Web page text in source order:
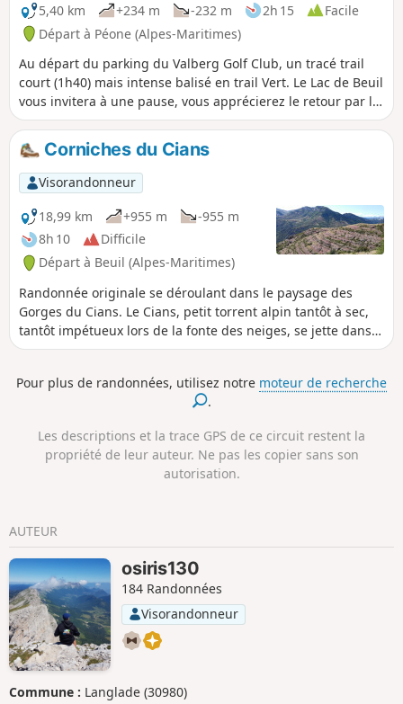
5,40 km
+234 m -232 m 2h 15
Facile
Départ à Péone (Alpes-Maritimes)
Au départ du parking du Valberg Golf Club, un tracé trail
court (1h40) mais intense balisé en trail Vert. Le Lac de Beuil
vous invitera à une pause, vous apprécierez le retour par le
Sentier Yoga en balcon.
Corniches du Cians
Visorandonneur
18,99 km
+955 m
-955 m
8h 10
Difficile
Départ à Beuil (Alpes-Maritimes)
Randonnée originale se déroulant dans le paysage des
Gorges du Cians. Le Cians, petit torrent alpin tantôt à sec,
tantôt impétueux lors de la fonte des neiges, se jette dans
le Var en amont de Touët-sur-Var après s’être frayé 23 km
à travers des clues profondes et étroites. Bien que j'aie
classé cette randonnée difficile, elle ne le sera que par sa
(en fonction de la saison). Néanmoins, à part quelque petits
passages qui peuvent s'avérer délicats, elle ne revêt aucune
Pour plus de randonnées, utilisez notre moteur de recherche
.
Les descriptions et la trace GPS de ce circuit restent la
propriété de leur auteur. Ne pas les copier sans son
autorisation.
AUTEUR
osiris130
184 Randonnées
Visorandonneur
Commune : Langlade (30980)